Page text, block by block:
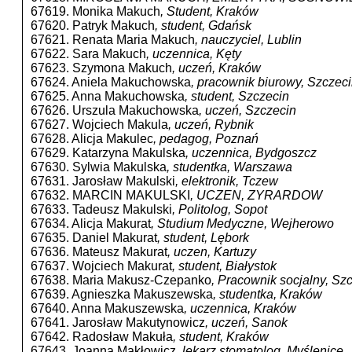
67619. Monika Makuch, Student, Kraków
67620. Patryk Makuch, student, Gdańsk
67621. Renata Maria Makuch, nauczyciel, Lublin
67622. Sara Makuch, uczennica, Kęty
67623. Szymona Makuch, uczeń, Kraków
67624. Aniela Makuchowska, pracownik biurowy,
67625. Anna Makuchowska, student, Szczecin
67626. Urszula Makuchowska, uczeń, Szczecin
67627. Wojciech Makula, uczeń, Rybnik
67628. Alicja Makulec, pedagog, Poznań
67629. Katarzyna Makulska, uczennica, Bydgoszcz
67630. Sylwia Makulska, studentka, Warszawa
67631. Jarosław Makulski, elektronik, Tczew
67632. MARCIN MAKULSKI , UCZEN, ZYRARDOW
67633. Tadeusz Makulski, Politolog, Sopot
67634. Alicja Makurat, Studium Medyczne, Wejherowo
67635. Daniel Makurat, student, Lębork
67636. Mateusz Makurat, uczen, Kartuzy
67637. Wojciech Makurat, student, Białystok
67638. Maria Makusz-Czepanko, Pracownik socjalny,
67639. Agnieszka Makuszewska, studentka, Kraków
67640. Anna Makuszewska, uczennica, Kraków
67641. Jarosław Makutynowicz, uczeń, Sanok
67642. Radosław Makuła, student, Kraków